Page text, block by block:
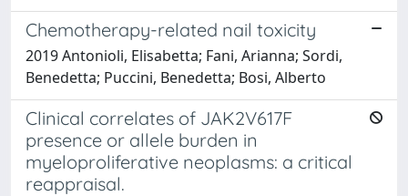
Chemotherapy-related nail toxicity
2019 Antonioli, Elisabetta; Fani, Arianna; Sordi,
Benedetta; Puccini, Benedetta; Bosi, Alberto
Clinical correlates of JAK2V617F
presence or allele burden in
myeloproliferative neoplasms: a critical
reappraisal.